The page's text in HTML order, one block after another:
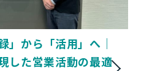
」から「活用」へ｜
した営業活動の最適